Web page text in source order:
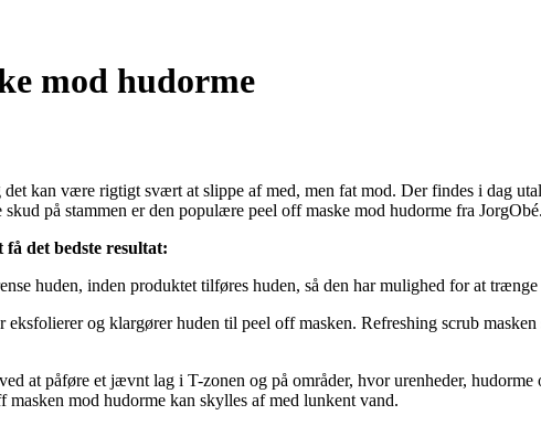
mod hudorme
kan være rigtigt svært at slippe af med, men fat mod. Der findes i dag
på stammen er den populære peel off maske mod hudorme fra JorgObé.
det bedste resultat:
huden, inden produktet tilføres huden, så den har mulighed for at
og klargører huden til peel off masken. Refreshing scrub
at påføre et jævnt lag i T-zonen og på områder, hvor urenheder,
mod hudorme kan skylles af med lunkent vand.